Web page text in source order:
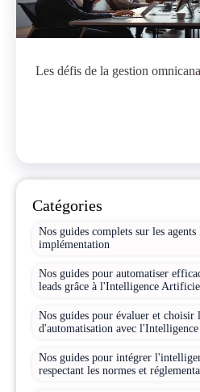
Les défis de la gestion
Catégories
Nos guides complets sur les
implémentation
Nos guides pour automatiser
leads grâce à l'Intelligence
Nos guides pour évaluer et choisir
d'automatisation avec
Nos guides pour intégrer
respectant les normes et